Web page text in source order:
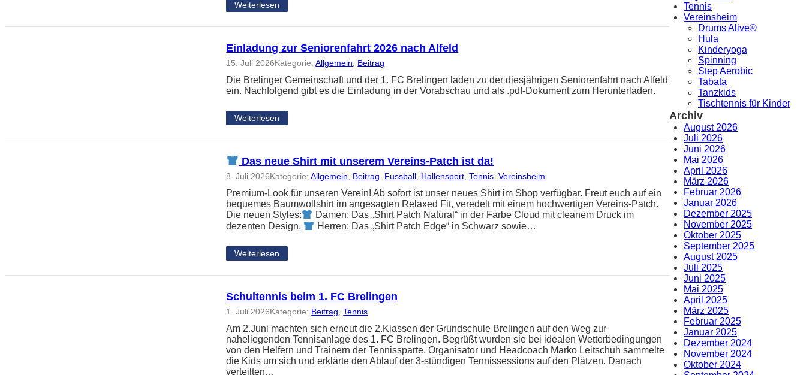
Weiterlesen
Einladung zur Seniorenfahrt 2026 nach Alfeld
15. Juli 2026Kategorie:Allgemein Beitrag
Die Brelinger Gemeinschaft und der 1. FC Brelingen laden zu der diesjährigen Seniorenfahrt nach Alfeld
ein. Nachfolgend gibt es die Einladung in der Vorabschau und als .pdf-Dokument zum Herunterladen.
Weiterlesen
Das neue Shirt mit unserem Vereins-Patch ist da!
8. Juli 2026Kategorie:Allgemein Beitrag Fussball Hallensport , Tennis , Vereinsheim
Premium-Look für unseren Verein! Ab sofort ist unser neues Shirt im Shop verfügbar. Freut euch auf ein
bequemes Baumwollshirt im angesagten Relaxed Fit, veredelt mit einem hochwertigen Vereins-Patch.
Die neuen Styles:
Damen: Das „Shirt Patch Natural“ in der Farbe Cloud mit cleanem Druck im
dezenten Design.
Herren: Das „Shirt Patch Edge“ in Schwarz sowie…
Weiterlesen
Schultennis beim 1. FC Brelingen
1. Juli 2026Kategorie: Beitrag, Tennis
Am 2.Juni machten sich erneut die 2.Klassen der Grundschule Brelingen auf den Weg zur
naheliegenden Tennisanlage des 1. FC Brelingen. Begrüßt wurden sie bei idealen Wetterbedingungen
von den Helfern und Trainern der Tennissparte. Organisator und Headcoach Marko Leitschuh sammelte
die Kids um sich und erklärte den Ablauf der 3-stündigen Tennissessions auf den Plätzen. Danach
verteilten…
Tennis
Vereinsheim
Drums Alive®
Hula
Kinderyoga
Spinning
Step Aerobic
Tabata
Tanzkids
Tischtennis für Kinder
Archiv
August 2026
Juli 2026
Juni 2026
Mai 2026
April 2026
März 2026
Februar 2026
Januar 2026
Dezember 2025
November 2025
Oktober 2025
September 2025
August 2025
Juli 2025
Juni 2025
Mai 2025
April 2025
März 2025
Februar 2025
Januar 2025
Dezember 2024
November 2024
Oktober 2024